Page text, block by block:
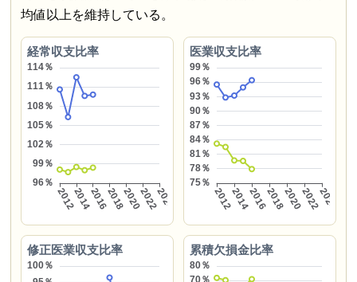
均値以上を維持している。
経常収支比率 医業収支比率
修正医業収支比率 累積欠損金比率